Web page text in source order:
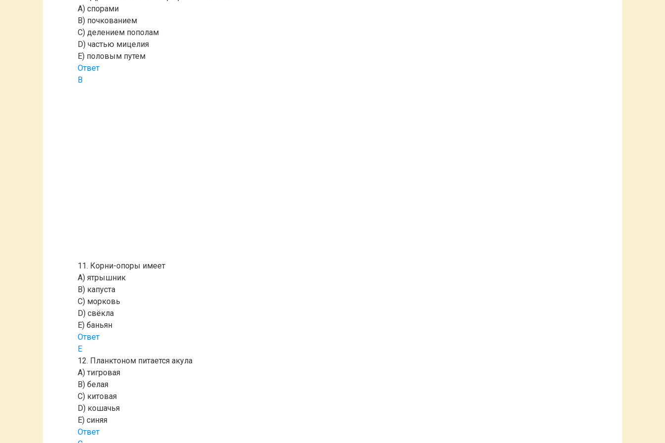
A) спорами
B) почкованием
C) делением пополам
D) частью мицелия
E) половым путем
Ответ
B
11. Корни-опоры имеет
A) ятрышник
B) капуста
C) морковь
D) свёкла
E) баньян
Ответ
E
12. Планктоном питается акула
A) тигровая
B) белая
C) китовая
D) кошачья
E) синяя
Ответ